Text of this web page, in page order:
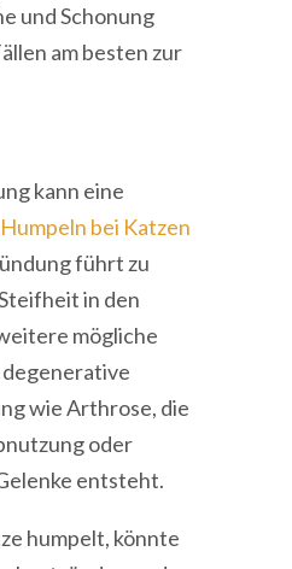
und Schonung
am besten zur
kann eine
bei Katzen
führt zu
in den
mögliche
degenerative
wie Arthrose, die
oder
entsteht.
humpelt, könnte